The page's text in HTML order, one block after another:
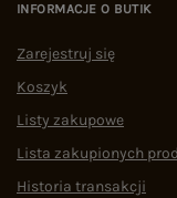
INFORMACJE O BUTIK
Zarejestruj się
Koszyk
Listy zakupowe
Lista zakupionych
Historia transakcji